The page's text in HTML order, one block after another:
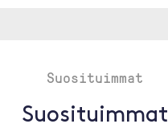
Suosituimmat
Suosituimmat